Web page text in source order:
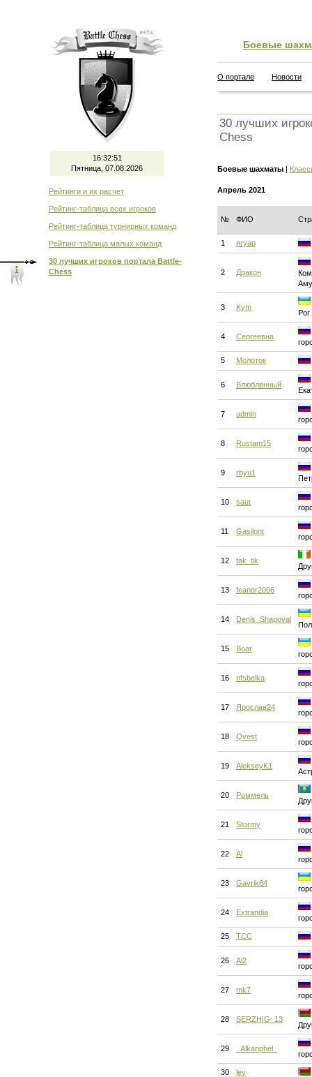
16:32:51
Пятница, 07.08.2026
Рейтинги и их расчет
Рейтинг-таблица всех игроков
Рейтинг-таблица турнирных команд
Рейтинг-таблица малых команд
30 лучших игроков портала Battle-
Chess
Боевые
О портале Новости
30 лучших
Chess
Боевые шахматы |
Апрель 2021
№ ФИО
1 ягуар
2 Дракон
3 Kym
Рог
4 Сергеевна
5 Молоток
6 Влюблённый
7 admin
8 Rustam15
9 rbyu1
10 saut
11 Gasilont
12 tak_tik
13 feanor2006
14 Denis_Shapoval
15 Boar
16 nfsbelka
17 Яроcлав24
18 Qvest
19 AlekseyK1
20 Роммель
21 Stormy
22 Al
23 Gavrik84
24 Extrandia
25 ТСС
26 Al2
27 mk7
28 SERZHIG_13
29 _Alkanphel_
30 lev